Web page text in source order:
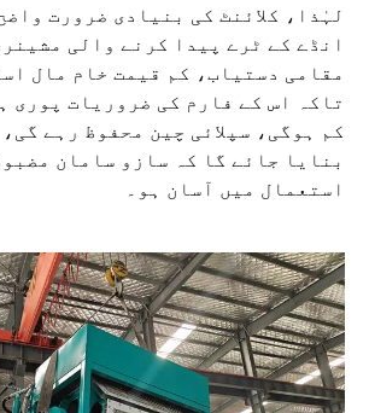
لہٰذا، کلائنٹ کی بنیادی ضرورت
انڈے کے ٹرے پیدا کرنے والی
مقامی دستیاب، کم قیمت خام مال
تاکہ اس کے فارم کی ضروریات پوری
کم ہوگی، سپلائی چین محفوظ رہے
بنایا جائے گا کہ سازو سامان
استعمال میں آسان ہو۔